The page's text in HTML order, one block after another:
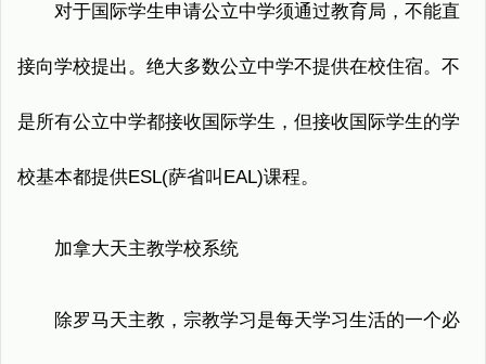
对于国际学生申请公立中学须通过教育局，不能直
接向学校提出。绝大多数公立中学不提供在校住宿。不
是所有公立中学都接收国际学生，但接收国际学生的学
校基本都提供ESL(萨省叫EAL)课程。
加拿大天主教学校系统
除罗马天主教，宗教学习是每天学习生活的一个必